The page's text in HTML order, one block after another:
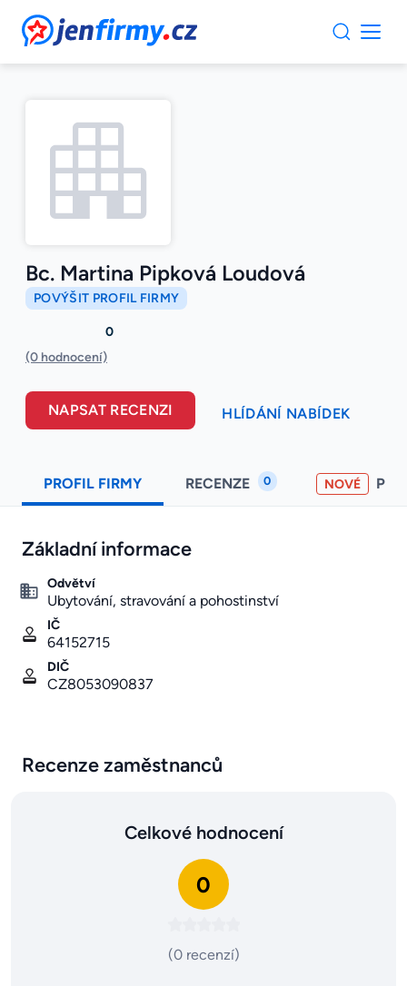
JenFirmy.cz
Bc. Martina Pipková Loudová
POVÝŠIT PROFIL FIRMY
0
(0 hodnocení)
NAPSAT RECENZI HLÍDÁNÍ NABÍDEK
PROFIL FIRMY RECENZE 0 NOVÉ
Základní informace
Odvětví
Ubytování, stravování a pohostinství
IČ
64152715
DIČ
CZ8053090837
Recenze zaměstnanců
Celkové hodnocení
0
(0 recenzí)